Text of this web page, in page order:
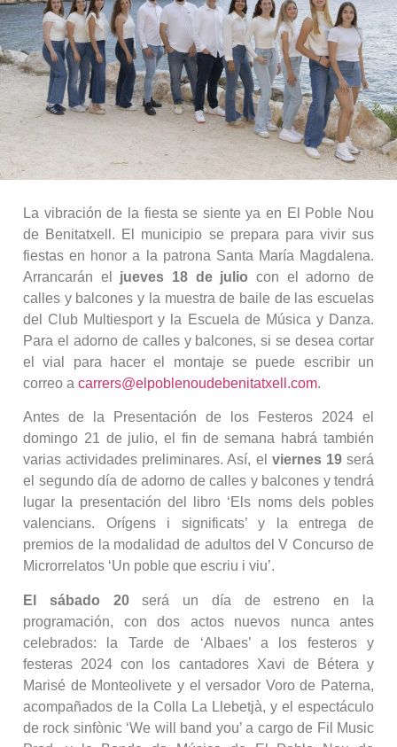
La vibración de la fiesta se siente ya en El Poble Nou
de Benitatxell. El municipio se prepara para vivir sus
fiestas en honor a la patrona Santa María Magdalena.
Arrancarán el jueves 18 de julio con el adorno de
calles y balcones y la muestra de baile de las escuelas
del Club Multiesport y la Escuela de Música y Danza.
Para el adorno de calles y balcones, si se desea cortar
el vial para hacer el montaje se puede escribir un
correo a carrers@elpoblenoudebenitatxell.com.
Antes de la Presentación de los Festeros 2024 el
domingo 21 de julio, el fin de semana habrá también
varias actividades preliminares. Así, el viernes 19será
el segundo día de adorno de calles y balcones y tendrá
lugar la presentación del libro ‘Els noms dels pobles
valencians. Orígens i significats’ y la entrega de
premios de la modalidad de adultos del V Concurso de
Microrrelatos ‘Un poble que escriu i viu’.
El sábado 20será un día de estreno en la
programación, con dos actos nuevos nunca antes
celebrados: la Tarde de ‘Albaes’ a los festeros y
festeras 2024 con los cantadores Xavi de Bétera y
Marisé de Monteolivete y el versador Voro de Paterna,
acompañados de la Colla La Llebetjà, y el espectáculo
de rock sinfònic ‘We will band you’ a cargo de Fil Music